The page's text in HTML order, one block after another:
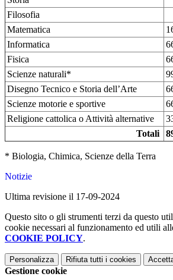
Filosofia
Matematica
Informatica
Fisica
Scienze naturali*
Disegno Tecnico e Storia dell’Arte
Scienze motorie e sportive
Religione cattolica o Attività alternative
Totali
* Biologia, Chimica, Scienze della Terra
Notizie
Ultima revisione il 17-09-2024
Questo sito o gli strumenti terzi da questo
cookie necessari al funzionamento ed utili
COOKIE POLICY.
Personalizza Rifiuta tutti i cookies
Gestione cookie